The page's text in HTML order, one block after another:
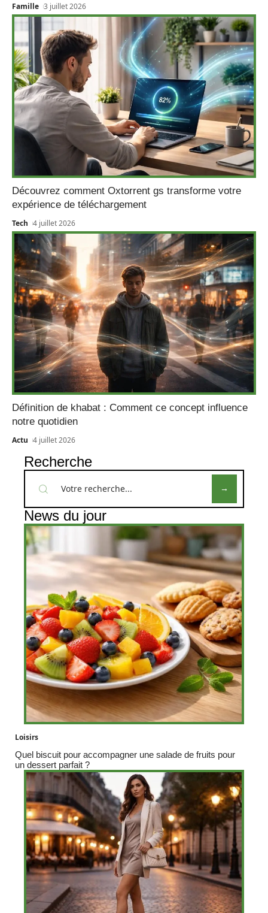
Famille 3 juillet 2026
Découvrez comment Oxtorrent gs transforme votre
expérience de téléchargement
Tech 4 juillet 2026
Définition de khabat : Comment ce concept influence
notre quotidien
Actu 4 juillet 2026
Recherche
News du jour
Loisirs
Quel biscuit pour accompagner une salade de fruits pour
un dessert parfait ?